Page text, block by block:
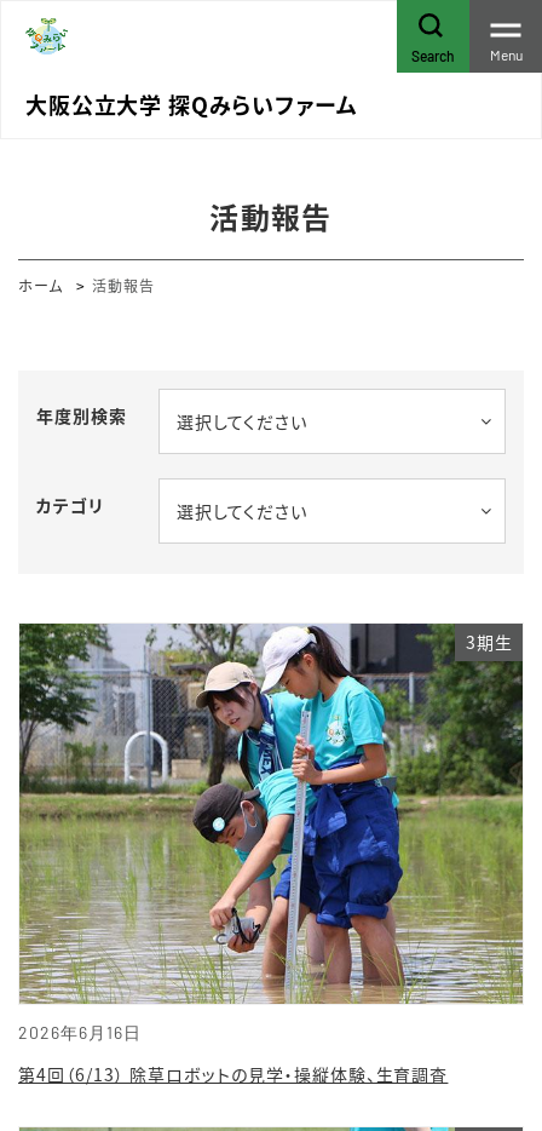
大阪公立大学 探Qみらいファーム
Search Menu
活動報告
ホーム 活動報告
年度別検索 選択してください
カテゴリ 選択してください
2026年6月16日
3期生
第4回（6/13） 除草ロボットの見学・操縦体験、生育調査